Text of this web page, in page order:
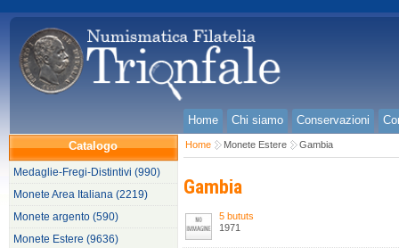
Home Chi siamo Conservazioni
Catalogo
Medaglie-Fregi-Distintivi (990)
Monete Area Italiana (2219)
Monete argento (590)
Monete Estere (9636)
Home Monete Estere Gambia
Gambia
5 bututs
1971